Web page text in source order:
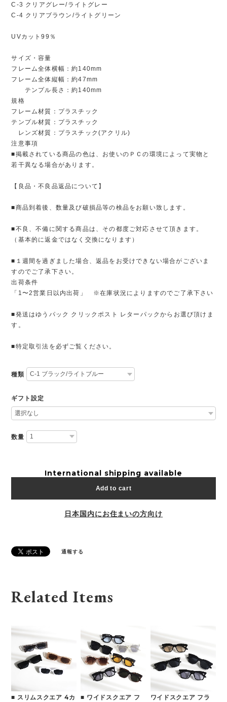
C-3 クリアグレー/ライトグレー
C-4 クリアブラウン/ライトグリーン
UVカット99％
サイズ・容量
フレーム全体横幅：約140mm
フレーム全体縦幅：約47mm
テンプル長さ：約140mm
規格
フレーム材質：プラスチック
テンプル材質：プラスチック
レンズ材質：プラスチック(アクリル)
注意事項
■掲載されている商品の色は、お使いのＰＣの環境によって実物と
若干異なる場合があります。
【良品・不良品返品について】
■商品到着後、数量及び破損品等の検品をお願い致します。
■不良、不備に関する商品は、その都度ご対応させて頂きます。
（基本的に返金ではなく交換になります）
■１週間を過ぎました場合、返品をお受けできない場合がございま
すのでご了承下さい。
出荷条件
「1〜2営業日以内出荷」 ※在庫状況によりますのでご了承下さい
■発送はゆうパック クリックポスト レターパックからお選び頂けま
す。
■特定取引法を必ずご覧ください。
種類
ギフト設定
数量
International shipping available
Add to cart
日本国内にお住まいの方向け
通報する
Related Items
■ スリムスクエア 4カ
■ ワイドスクエア フ
ワイドスクエア フラ